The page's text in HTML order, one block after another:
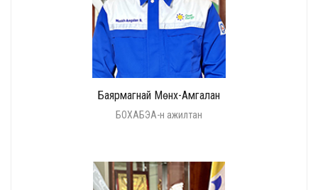
Баярмагнай Мөнх-Амгалан
БОХАБЭА-н ажилтан